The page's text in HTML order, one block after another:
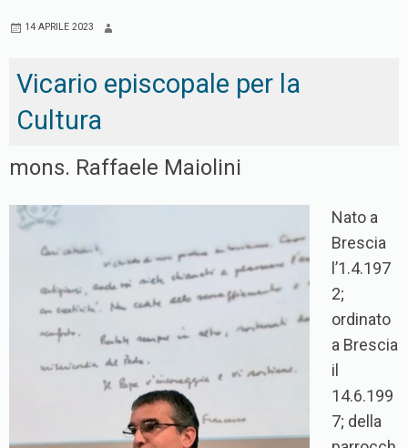
14 APRILE 2023
Vicario episcopale per la
Cultura
mons. Raffaele Maiolini
Nato a
Brescia
l’1.4.197
2;
ordinato
a Brescia
il
14.6.199
7; della